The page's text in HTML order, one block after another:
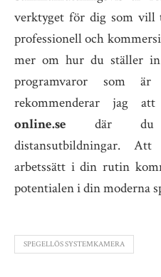
verktyget för dig som
professionell och
mer om hur du ställer
programvaror som
rekommenderar jag
online.se där du
distansutbildningar.
arbetssätt i din rutin
potentialen i din moderna
SPEGELLÖS SYSTEMKAMERA